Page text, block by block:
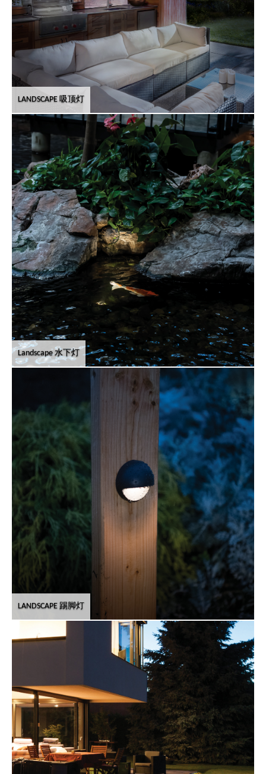
LANDSCAPE 吸顶灯
Landscape 水下灯
LANDSCAPE 踢脚灯